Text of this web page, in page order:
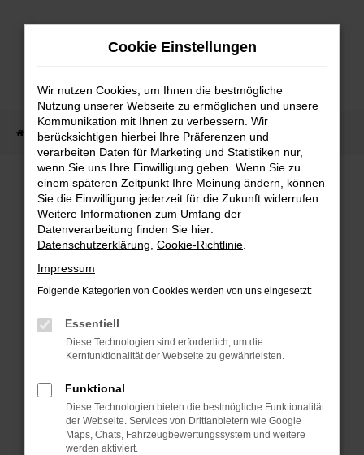
Zum
Startseite Fahrzeug Showroom Fahrzeugbestand
FAHRZEUGBESTAND
Bei Neuwagen Autoland finden Sie eine große
Auswahl an Marken und Modellen.
FEHLER: NETWORK
ERROR
Beim Laden ist ein Fehler aufgetreten.
Hier sind ein paar Tipps, die dir helfen
können:
Cookie Einstellungen
Wir nutzen Cookies, um Ihnen die bestmögliche
Nutzung unserer Webseite zu ermöglichen und unsere
Kommunikation mit Ihnen zu verbessern. Wir
berücksichtigen hierbei Ihre Präferenzen und
verarbeiten Daten für Marketing und Statistiken nur,
wenn Sie uns Ihre Einwilligung geben. Wenn Sie zu
einem späteren Zeitpunkt Ihre Meinung ändern, können
Sie die Einwilligung jederzeit für die Zukunft widerrufen.
Weitere Informationen zum Umfang der
Datenverarbeitung finden Sie hier:
Datenschutzerklärung Cookie-Richtlinie
Impressum
Folgende Kategorien von Cookies werden von uns eingesetzt:
Essentiell
Diese Technologien sind erforderlich, um die
Kernfunktionalität der Webseite zu gewährleisten.
Funktional
Diese Technologien bieten die bestmögliche Funktionalität
der Webseite. Services von Drittanbietern wie Google
Maps, Chats, Fahrzeugbewertungssystem und weitere
werden aktiviert.